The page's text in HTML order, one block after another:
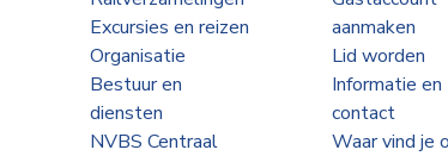
Excursies en reizen
Organisatie
Bestuur en
diensten
NVBS Centraal
aanmaken
Lid worden
Informatie en
contact
Waar vind je